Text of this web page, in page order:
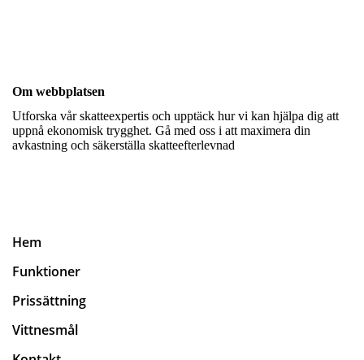
Om webbplatsen
Utforska vår skatteexpertis och upptäck hur vi kan hjälpa dig att
uppnå ekonomisk trygghet. Gå med oss i att maximera din
avkastning och säkerställa skatteefterlevnad
Hem
Funktioner
Prissättning
Vittnesmål